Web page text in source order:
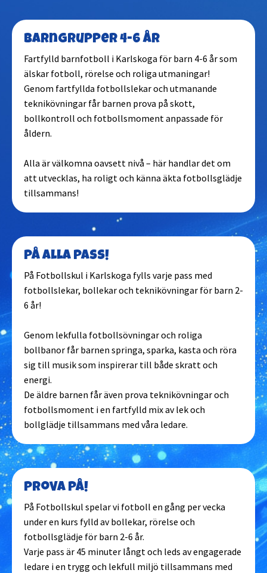
Barngrupper 4-6 år
Fartfylld barnfotboll i Karlskoga för barn 4-6 år som
älskar fotboll, rörelse och roliga utmaningar!
Genom fartfyllda fotbollslekar och utmanande
teknikövningar får barnen prova på skott,
bollkontroll och fotbollsmoment anpassade för
åldern.
Alla är välkomna oavsett nivå – här handlar det om
att utvecklas, ha roligt och känna äkta fotbollsglädje
tillsammans!
På alla pass!
På Fotbollskul i Karlskoga fylls varje pass med
fotbollslekar, bollekar och teknikövningar för barn 2-
6 år!
Genom lekfulla fotbollsövningar och roliga
bollbanor får barnen springa, sparka, kasta och röra
sig till musik som inspirerar till både skratt och
energi.
De äldre barnen får även prova teknikövningar och
fotbollsmoment i en fartfylld mix av lek och
bollglädje tillsammans med våra ledare.
Prova på!
På Fotbollskul spelar vi fotboll en gång per vecka
under en kurs fylld av bollekar, rörelse och
fotbollsglädje för barn 2-6 år.
Varje pass är 45 minuter långt och leds av engagerade
ledare i en trygg och lekfull miljö tillsammans med